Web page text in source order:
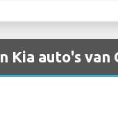
auto's van